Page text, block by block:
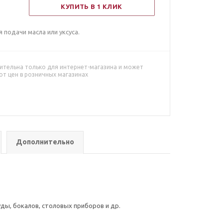
КУПИТЬ В 1 КЛИК
масла или уксуса.
только для интернет-магазина и может
цен в розничных магазинах
Дополнительно
бокалов, столовых приборов и др.